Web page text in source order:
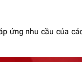
ứng nhu cầu của